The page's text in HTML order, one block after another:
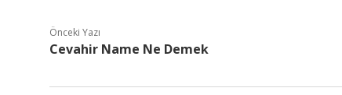
Önceki Yazı
Cevahir Name Ne Demek